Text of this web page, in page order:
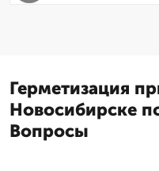
Герметизация
Новосибирске
Вопросы